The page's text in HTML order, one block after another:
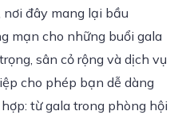
đây mang lại bầu
mạn cho những buổi gala
sân cỏ rộng và dịch vụ
cho phép bạn dễ dàng
từ gala trong phòng hội